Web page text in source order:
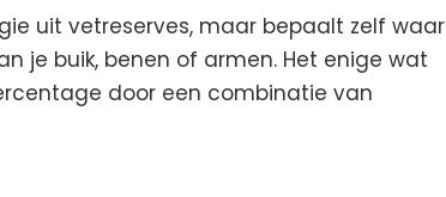
uit vetreserves, maar bepaalt zelf waar
je buik, benen of armen. Het enige wat
door een combinatie van